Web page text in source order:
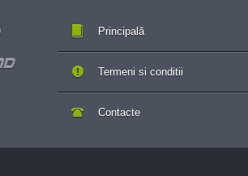
Principală
Contacte
Termeni si conditii